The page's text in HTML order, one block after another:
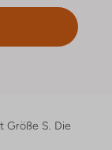
Größe S. Die